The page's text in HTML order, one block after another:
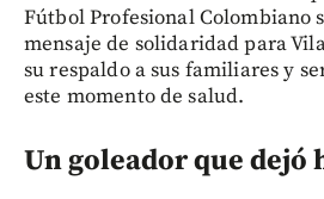
Fútbol Profesional Colombiano
mensaje de solidaridad para
su respaldo a sus familiares y
este momento de salud.
Un goleador que dejó